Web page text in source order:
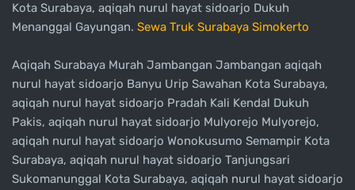
Kota Surabaya, aqiqah nurul hayat sidoarjo Dukuh
Menanggal Gayungan. Sewa Truk Surabaya Simokerto
Aqiqah Surabaya Murah Jambangan Jambangan aqiqah
nurul hayat sidoarjo Banyu Urip Sawahan Kota Surabaya,
aqiqah nurul hayat sidoarjo Pradah Kali Kendal Dukuh
Pakis, aqiqah nurul hayat sidoarjo Mulyorejo Mulyorejo,
aqiqah nurul hayat sidoarjo Wonokusumo Semampir Kota
Surabaya, aqiqah nurul hayat sidoarjo Tanjungsari
Sukomanunggal Kota Surabaya, aqiqah nurul hayat sidoarjo